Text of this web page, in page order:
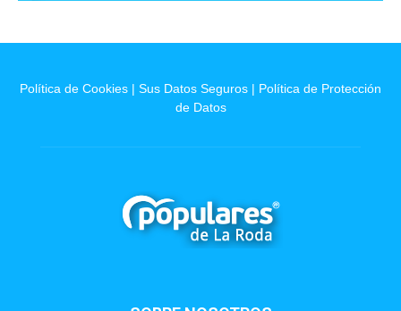
Política de Cookies | Sus Datos Seguros | Política de Protección
de Datos